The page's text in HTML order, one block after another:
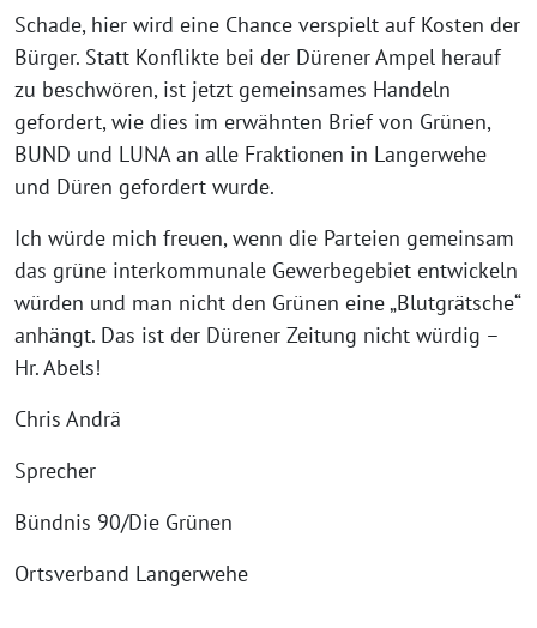
Schade, hier wird eine Chance verspielt auf Kosten der
Bürger. Statt Konflikte bei der Dürener Ampel herauf
zu beschwören, ist jetzt gemeinsames Handeln
gefordert, wie dies im erwähnten Brief von Grünen,
BUND und LUNA an alle Fraktionen in Langerwehe
und Düren gefordert wurde.
Ich würde mich freuen, wenn die Parteien gemeinsam
das grüne interkommunale Gewerbegebiet entwickeln
würden und man nicht den Grünen eine „Blutgrätsche“
anhängt. Das ist der Dürener Zeitung nicht würdig –
Hr. Abels!
Chris Andrä
Sprecher
Bündnis 90/Die Grünen
Ortsverband Langerwehe